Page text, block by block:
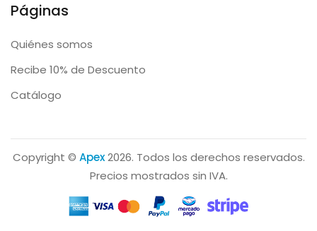
Páginas
Quiénes somos
Recibe 10% de Descuento
Catálogo
Copyright © Apex2026. Todos los derechos reservados.
Precios mostrados sin IVA.